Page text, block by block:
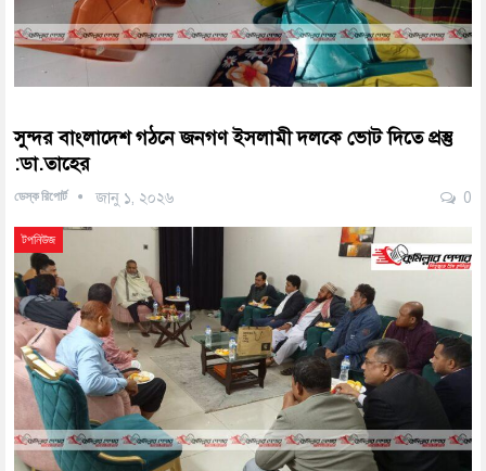
সুন্দর বাংলাদেশ গঠনে জনগণ ইসলামী দলকে ভোট দিতে প্রস্তু
:ডা.তাহের
ডেস্ক রিপোর্ট জানু ১, ২০২৬ 0
টপনিউজ